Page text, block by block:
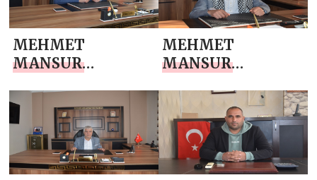
MEHMET
MANSUR
`NDAN 15
TEMMUZ
DEMOKRASİ VE
MİLLİ BİRLİK
GÜNÜ MESAJI
MEHMET
MANSUR
`NDAN BABALAR
GÜNÜ MESAJI